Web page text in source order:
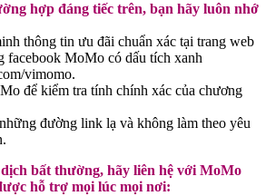
hợp đáng tiếc trên, bạn hãy luôn nhớ
thông tin ưu đãi chuẩn xác tại trang web
facebook MoMo có dấu tích xanh
vimomo.
để kiểm tra tính chính xác của chương
đường link lạ và không làm theo yêu
bất thường, hãy liên hệ với MoMo
hỗ trợ mọi lúc mọi nơi: